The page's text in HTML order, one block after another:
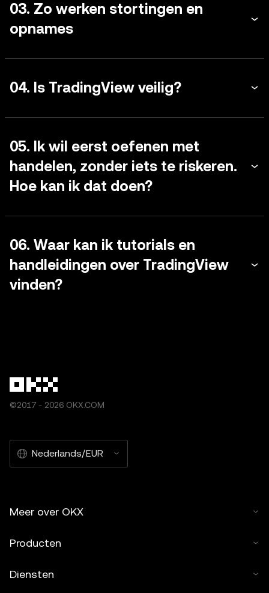
03. Zo werken stortingen en
opnames
04. Is TradingView veilig?
05. Ik wil eerst oefenen met
handelen, zonder iets te riskeren.
Hoe kan ik dat doen?
06. Waar kan ik tutorials en
handleidingen over TradingView
vinden?
©2017 - 2026 OKX.COM
Nederlands/EUR
Meer over OKX
Producten
Diensten